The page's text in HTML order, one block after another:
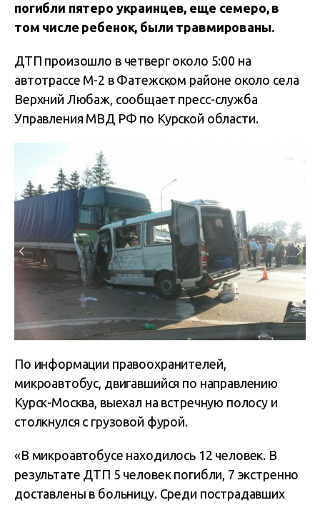
погибли пятеро украинцев, еще семеро, в
том числе ребенок, были травмированы.
ДТП произошло в четверг около 5:00 на
автотрассе М-2 в Фатежском районе около села
Верхний Любаж, сообщает пресс-служба
Управления МВД РФ по Курской области.
По информации правоохранителей,
микроавтобус, двигавшийся по направлению
Курск-Москва, выехал на встречную полосу и
столкнулся с грузовой фурой.
«В микроавтобусе находилось 12 человек. В
результате ДТП 5 человек погибли, 7 экстренно
доставлены в больницу. Среди пострадавших